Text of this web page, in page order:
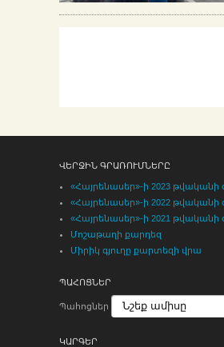
ՎԵՐՋԻՆ ԳՐԱՌՈՒՄՆԵՐԸ
«Հայրենասեր»-ի 2023 թվականի
«Հայրենասեր»-ի 2022 թվականի
«Հայրենասեր»-ի 2021 թվականի
Մոշաթաղի քարդեզ
Միրիկ գյուղը քարտեզի վրա
ՊԱՀՈՑՆԵՐ
Պահոցներ
ԿԱՐԳԵՐ